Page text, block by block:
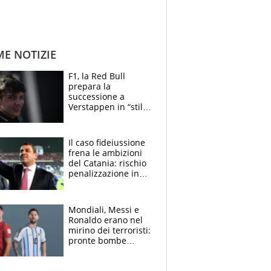
NOTIZIE
F1, la Red Bull
prepara la
successione a
Verstappen in “stile
attacco all’Italia
Il caso fideiussione
frena le ambizioni
del Catania: rischio
penalizzazione in
Mondiali, Messi e
Ronaldo erano nel
mirino dei terroristi:
pronte bombe